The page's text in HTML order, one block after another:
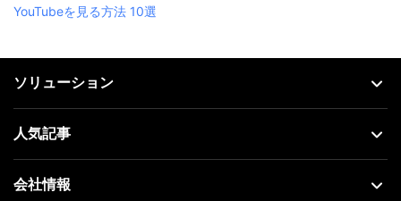
YouTubeを見る方法 10選
ソリューション
人気記事
会社情報